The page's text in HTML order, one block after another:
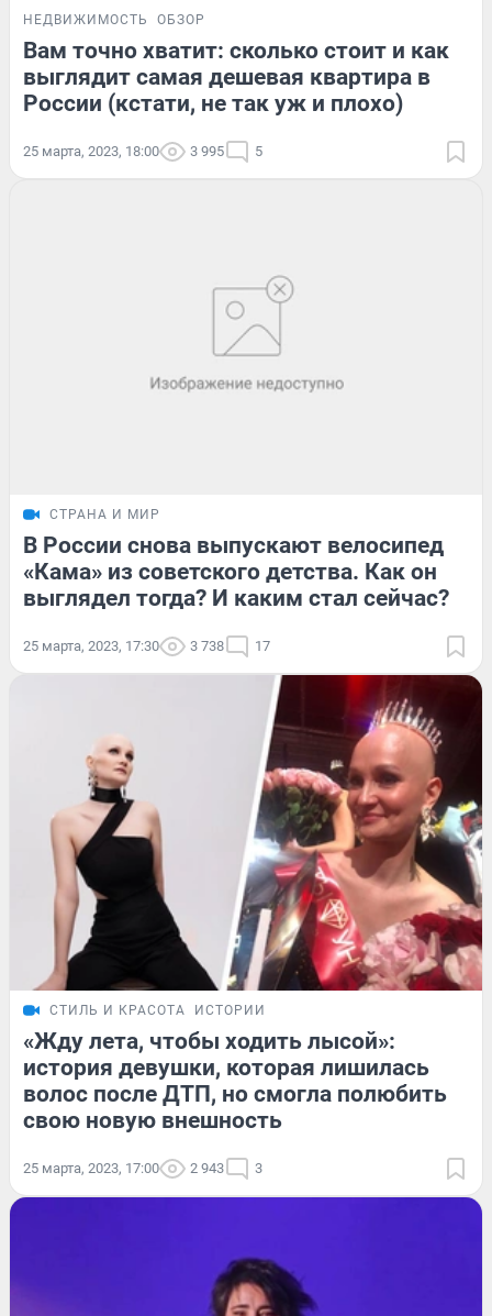
НЕДВИЖИМОСТЬ ОБЗОР
Вам точно хватит: сколько стоит и как
выглядит самая дешевая квартира в
России (кстати, не так уж и плохо)
25 марта, 2023, 18:00 3 995 5
СТРАНА И МИР
В России снова выпускают велосипед
«Кама» из советского детства. Как он
выглядел тогда? И каким стал сейчас?
25 марта, 2023, 17:30 3 738 17
СТИЛЬ И КРАСОТА ИСТОРИИ
«Жду лета, чтобы ходить лысой»:
история девушки, которая лишилась
волос после ДТП, но смогла полюбить
свою новую внешность
25 марта, 2023, 17:00 2 943 3